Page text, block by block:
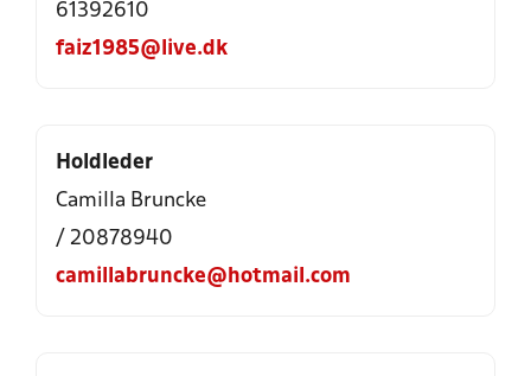
61392610
faiz1985@live.dk
Holdleder
Camilla Bruncke
/ 20878940
camillabruncke@hotmail.com